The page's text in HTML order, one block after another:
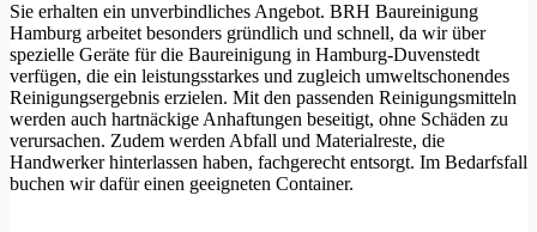
Sie erhalten ein unverbindliches Angebot. BRH Baureinigung
Hamburg arbeitet besonders gründlich und schnell, da wir über
spezielle Geräte für die Baureinigung in Hamburg-Duvenstedt
verfügen, die ein leistungsstarkes und zugleich umweltschonendes
Reinigungsergebnis erzielen. Mit den passenden Reinigungsmitteln
werden auch hartnäckige Anhaftungen beseitigt, ohne Schäden zu
verursachen. Zudem werden Abfall und Materialreste, die
Handwerker hinterlassen haben, fachgerecht entsorgt. Im Bedarfsfall
buchen wir dafür einen geeigneten Container.